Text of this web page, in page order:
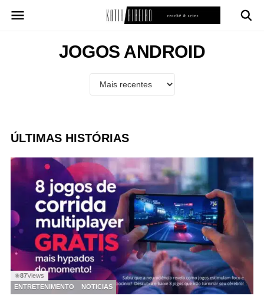
para
JOGOS ANDROID
ÚLTIMAS HISTÓRIAS
◉87Views
ENTRETENIMENTO
NOTICIAS